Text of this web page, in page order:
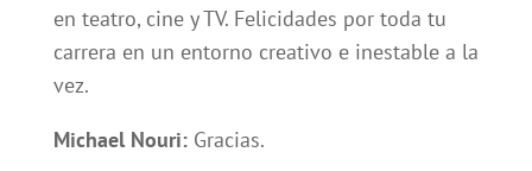
en teatro, cine y TV. Felicidades por toda tu
carrera en un entorno creativo e inestable a la
vez.
Michael Nouri:Gracias.